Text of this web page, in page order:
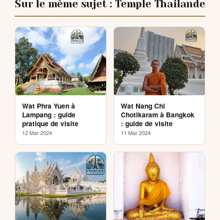
Sur le même sujet : Temple Thailande
Wat Phra Yuen à
Lampang : guide
pratique de visite
12 Mar 2024
Wat Nang Chi
Chotikaram à Bangkok
: guide de visite
11 Mar 2024